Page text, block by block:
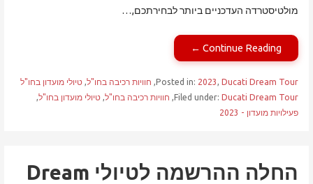
מולטיסטרדה העדכניים ביותר לבחירתכם,…
Continue Reading ←
Posted in: 2023, Ducati Dream Tour
, חוויות רכיבה בחו"ל, טיולי מועדון בחו"ל
Filed under: Ducati Dream Tour
, חוויות רכיבה בחו"ל, טיולי מועדון בחו"ל,
פעילויות מועדון - 2023
החלה ההרשמה לטיולי Dream